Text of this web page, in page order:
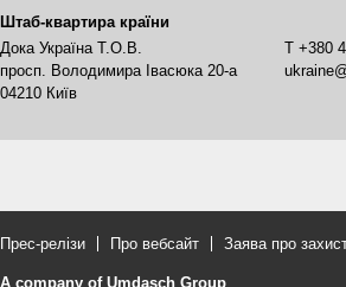
Штаб-квартира країни
Дока Україна Т.О.В.
просп. Володимира Івасюка 20-а
04210 Київ
T +380
Прес-релізи Про вебсайт Заява про
A company of Umdasch Group